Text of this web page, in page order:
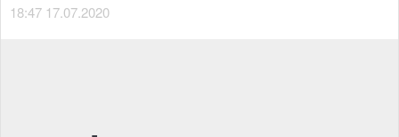
18:47 17.07.2020